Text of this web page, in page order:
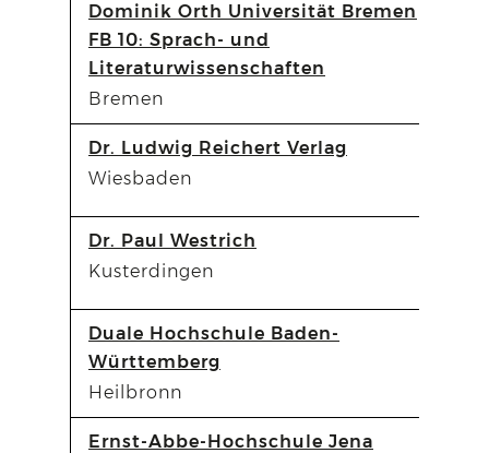
Dominik Orth Universität Bremen
FB 10: Sprach- und
Literaturwissenschaften
Bremen
Dr. Ludwig Reichert Verlag
Wiesbaden
Dr. Paul Westrich
Kusterdingen
Duale Hochschule Baden-
Württemberg
Heilbronn
Ernst-Abbe-Hochschule Jena